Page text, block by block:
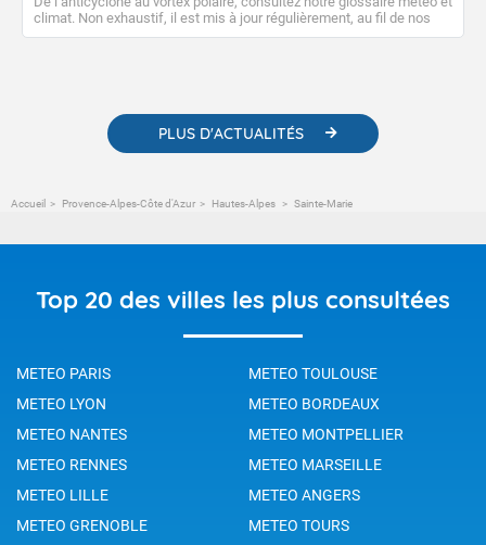
climat. Non exhaustif, il est mis à jour régulièrement, au fil de nos
publications. Vous y trouverez également des liens utiles vers nos
PLUS D'ACTUALITÉS
Accueil Provence-Alpes-Côte d'Azur Hautes-Alpes Sainte-Marie
Top 20 des villes les plus consultées
METEO PARIS
METEO TOULOUSE
METEO LYON
METEO BORDEAUX
METEO NANTES
METEO MONTPELLIER
METEO RENNES
METEO MARSEILLE
METEO LILLE
METEO ANGERS
METEO GRENOBLE
METEO TOURS